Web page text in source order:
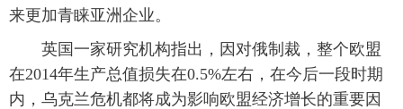
来更加青睐亚洲企业。
英国一家研究机构指出，因对俄制裁，整个欧盟
在2014年生产总值损失在0.5%左右，在今后一段时期
内，乌克兰危机都将成为影响欧盟经济增长的重要因